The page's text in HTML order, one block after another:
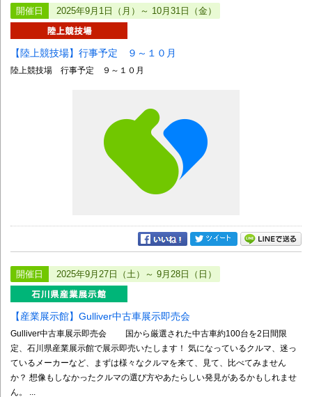
開催日 2025年9月1日（月）～ 10月31日（金）
【陸上競技場】行事予定 ９～１０月
陸上競技場 行事予定 ９～１０月
開催日 2025年9月27日（土）～ 9月28日（日）
【産業展示館】Gulliver中古車展示即売会
Gulliver中古車展示即売会 国から厳選された中古車約100台を2日間限
定、石川県産業展示館で展示即売いたします！ 気になっているクルマ、迷っ
ているメーカーなど、まずは様々なクルマを来て、見て、比べてみません
か？ 想像もしなかったクルマの選び方やあたらしい発見があるかもしれませ
ん。 ...